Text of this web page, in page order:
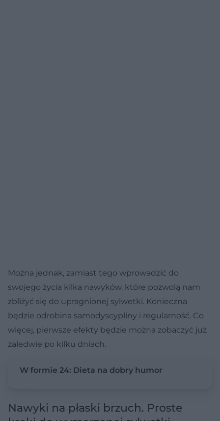
Można jednak, zamiast tego wprowadzić do
swojego życia kilka nawyków, które pozwolą nam
zbliżyć się do upragnionej sylwetki. Konieczna
będzie odrobina samodyscypliny i regularność. Co
więcej, pierwsze efekty będzie można zobaczyć już
zaledwie po kilku dniach.
W formie 24: Dieta na dobry humor
Nawyki na płaski brzuch. Proste